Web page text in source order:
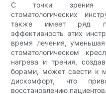
С точки зрения
стоматологических
также имеет ряд
эффективность этих
время лечения,
стоматологическом
нагрева и трения,
борами, может свести к
дискомфорт, что
восстановлению пациентов.